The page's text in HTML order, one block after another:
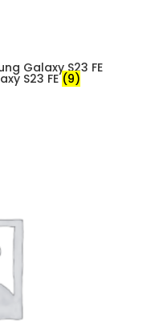
Galaxy S23 FE
S23 FE(9)